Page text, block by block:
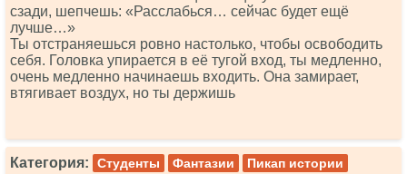
сзади, шепчешь: «Расслабься… сейчас будет ещё
лучше…»
Ты отстраняешься ровно настолько, чтобы освободить
себя. Головка упирается в её тугой вход, ты медленно,
очень медленно начинаешь входить. Она замирает,
втягивает воздух, но ты держишь
Категория: Студенты Фантазии
Пикап истории